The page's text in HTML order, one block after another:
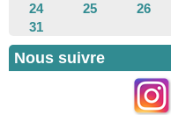
24
25 26
31
Nous suivre